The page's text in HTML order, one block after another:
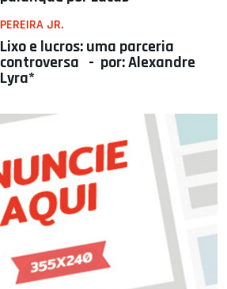
PEREIRA JR.
Lixo e lucros: uma parceria
controversa - por: Alexandre
Lyra*